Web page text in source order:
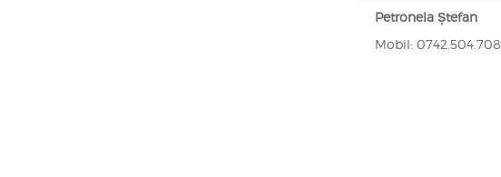
Petronela Ștefan
Mobil: 0742.504.708